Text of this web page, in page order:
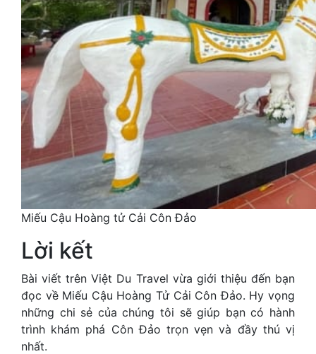
Miếu Cậu Hoàng tử Cải Côn Đảo
Lời kết
Bài viết trên Việt Du Travel vừa giới thiệu đến bạn
đọc về Miếu Cậu Hoàng Tử Cải Côn Đảo. Hy vọng
những chi sẻ của chúng tôi sẽ giúp bạn có hành
trình khám phá Côn Đảo trọn vẹn và đầy thú vị
nhất.